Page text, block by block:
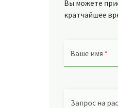
Вы можете
кратчайшее
Ваше имя *
Запрос на